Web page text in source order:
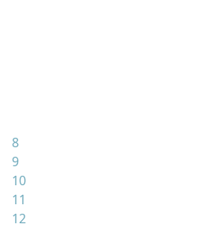
8
9
10
11
12